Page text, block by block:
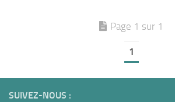
Page 1 sur 1
1
SUIVEZ-NOUS :